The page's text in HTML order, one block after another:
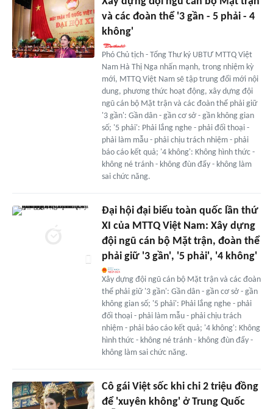
và các đoàn thể '3 gần - 5 phải - 4
không'
Phó Chủ tịch - Tổng Thư ký UBTƯ MTTQ Việt
Nam Hà Thị Nga nhấn mạnh, trong nhiệm kỳ
mới, MTTQ Việt Nam sẽ tập trung đổi mới nội
dung, phương thức hoạt động, xây dựng đội
ngũ cán bộ Mặt trận và các đoàn thể phải giữ
'3 gần': Gần dân - gần cơ sở - gần không gian
số; '5 phải': Phải lắng nghe - phải đối thoại -
phải làm mẫu - phải chịu trách nhiệm - phải
báo cáo kết quả; '4 không': Không hình thức -
không né tránh - không đùn đẩy - không làm
sai chức năng.
Đại hội đại biểu toàn quốc lần thứ
XI của MTTQ Việt Nam: Xây dựng
đội ngũ cán bộ Mặt trận, đoàn thể
phải giữ '3 gần', '5 phải', '4 không'
Xây dựng đội ngũ cán bộ Mặt trận và các đoàn
thể phải giữ '3 gần': Gần dân - gần cơ sở - gần
không gian số; '5 phải': Phải lắng nghe - phải
đối thoại - phải làm mẫu - phải chịu trách
nhiệm - phải báo cáo kết quả; '4 không': Không
hình thức - không né tránh - không đùn đẩy -
không làm sai chức năng.
Cô gái Việt sốc khi chi 2 triệu đồng
để 'xuyên không' ở Trung Quốc